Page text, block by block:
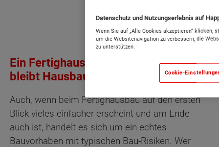
Ein Fertighaus bauen - Hausbau
bleibt Hausbau
Auch, wenn beim Fertighausbau auf den ersten
Blick vieles einfacher erscheint und am Ende
auch ist, handelt es sich um ein echtes
Bauvorhaben mit typischen Bau-Risiken. Wer
Datenschutz und Nutzungserlebnis auf
Wenn Sie auf „Alle Cookies akzeptieren“ klicken,
um die Websitenavigation zu verbessern, die
zu unterstützen.
Cookie-